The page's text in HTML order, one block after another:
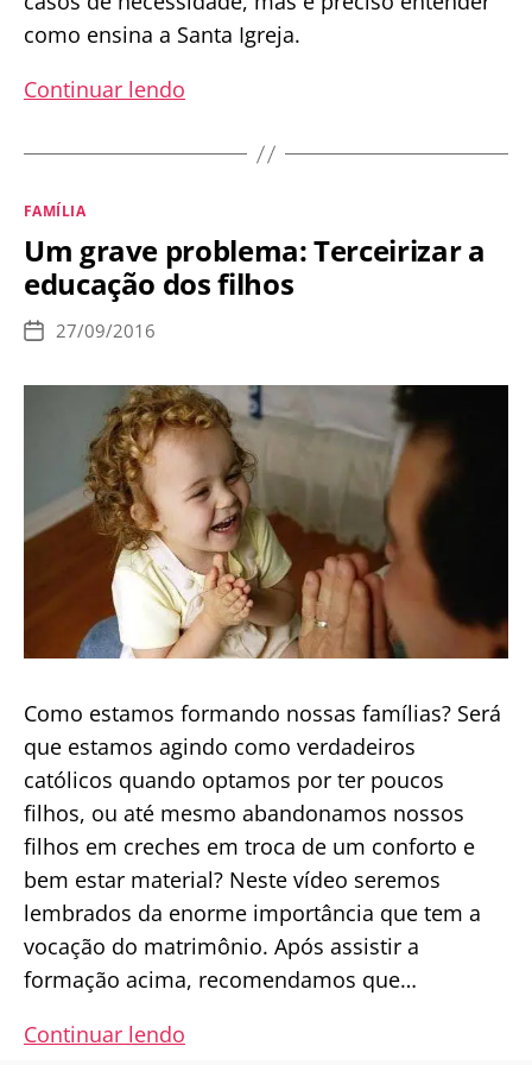
como ensina a Santa Igreja.
Continuar lendo
casais
podem
evitar
que
serve
o
Método
Billings?
Categorias
FAMÍLIA
Um grave problema: Terceirizar a
educação dos filhos
Data
publicação
27/09/2016
Como estamos formando nossas famílias? Será
que estamos agindo como verdadeiros
católicos quando optamos por ter poucos
filhos, ou até mesmo abandonamos nossos
filhos em creches em troca de um conforto e
bem estar material? Neste vídeo seremos
lembrados da enorme importância que tem a
vocação do matrimônio. Após assistir a
formação acima, recomendamos que…
Continuar lendo